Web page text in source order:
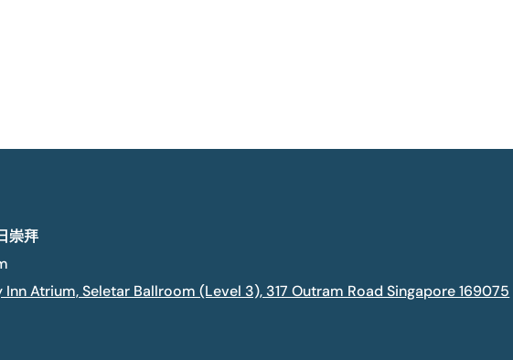
崇拜
Inn Atrium, Seletar Ballroom (Level 3), 317 Outram Road Singapore 169075